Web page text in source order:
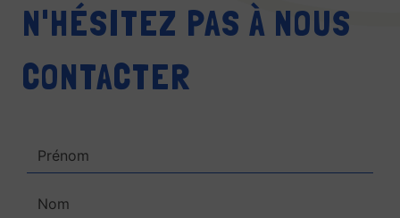
N'HÉSITEZ PAS À NOUS
CONTACTER